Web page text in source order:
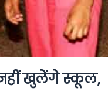
नहीं खुलेंगे स्कूल,